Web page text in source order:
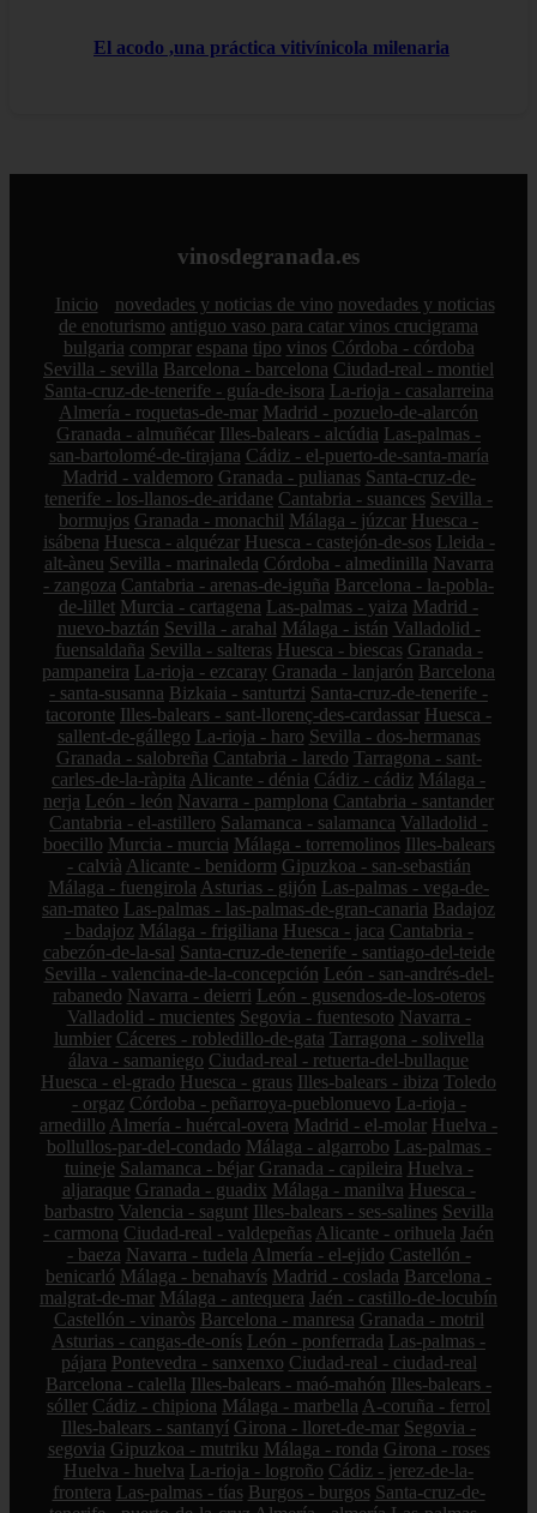
El acodo ,una práctica vitivínicola milenaria
vinosdegranada.es
Inicio novedades y noticias de vino novedades y noticias
de enoturismo antiguo vaso para catar vinos crucigrama
bulgaria comprar espana tipo vinos Córdoba - córdoba
Sevilla - sevilla Barcelona - barcelona Ciudad-real - montiel
Santa-cruz-de-tenerife - guía-de-isora La-rioja - casalarreina
Almería - roquetas-de-mar Madrid - pozuelo-de-alarcón
Granada - almuñécar Illes-balears - alcúdia Las-palmas -
san-bartolomé-de-tirajana Cádiz - el-puerto-de-santa-maría
Madrid - valdemoro Granada - pulianas Santa-cruz-de-
tenerife - los-llanos-de-aridane Cantabria - suances Sevilla -
bormujos Granada - monachil Málaga - júzcar Huesca -
isábena Huesca - alquézar Huesca - castejón-de-sos Lleida -
alt-àneu Sevilla - marinaleda Córdoba - almedinilla Navarra
- zangoza Cantabria - arenas-de-iguña Barcelona - la-pobla-
de-lillet Murcia - cartagena Las-palmas - yaiza Madrid -
nuevo-baztán Sevilla - arahal Málaga - istán Valladolid -
fuensaldaña Sevilla - salteras Huesca - biescas Granada -
pampaneira La-rioja - ezcaray Granada - lanjarón Barcelona
- santa-susanna Bizkaia - santurtzi Santa-cruz-de-tenerife -
tacoronte Illes-balears - sant-llorenç-des-cardassar Huesca -
sallent-de-gállego La-rioja - haro Sevilla - dos-hermanas
Granada - salobreña Cantabria - laredo Tarragona - sant-
carles-de-la-ràpita Alicante - dénia Cádiz - cádiz Málaga -
nerja León - león Navarra - pamplona Cantabria - santander
Cantabria - el-astillero Salamanca - salamanca Valladolid -
boecillo Murcia - murcia Málaga - torremolinos Illes-balears
- calvià Alicante - benidorm Gipuzkoa - san-sebastián
Málaga - fuengirola Asturias - gijón Las-palmas - vega-de-
san-mateo Las-palmas - las-palmas-de-gran-canaria Badajoz
- badajoz Málaga - frigiliana Huesca - jaca Cantabria -
cabezón-de-la-sal Santa-cruz-de-tenerife - santiago-del-teide
Sevilla - valencina-de-la-concepción León - san-andrés-del-
rabanedo Navarra - deierri León - gusendos-de-los-oteros
Valladolid - mucientes Segovia - fuentesoto Navarra -
lumbier Cáceres - robledillo-de-gata Tarragona - solivella
álava - samaniego Ciudad-real - retuerta-del-bullaque
Huesca - el-grado Huesca - graus Illes-balears - ibiza Toledo
- orgaz Córdoba - peñarroya-pueblonuevo La-rioja -
arnedillo Almería - huércal-overa Madrid - el-molar Huelva -
bollullos-par-del-condado Málaga - algarrobo Las-palmas -
tuineje Salamanca - béjar Granada - capileira Huelva -
aljaraque Granada - guadix Málaga - manilva Huesca -
barbastro Valencia - sagunt Illes-balears - ses-salines Sevilla
- carmona Ciudad-real - valdepeñas Alicante - orihuela Jaén
- baeza Navarra - tudela Almería - el-ejido Castellón -
benicarló Málaga - benahavís Madrid - coslada Barcelona -
malgrat-de-mar Málaga - antequera Jaén - castillo-de-locubín
Castellón - vinaròs Barcelona - manresa Granada - motril
Asturias - cangas-de-onís León - ponferrada Las-palmas -
pájara Pontevedra - sanxenxo Ciudad-real - ciudad-real
Barcelona - calella Illes-balears - maó-mahón Illes-balears -
sóller Cádiz - chipiona Málaga - marbella A-coruña - ferrol
Illes-balears - santanyí Girona - lloret-de-mar Segovia -
segovia Gipuzkoa - mutriku Málaga - ronda Girona - roses
Huelva - huelva La-rioja - logroño Cádiz - jerez-de-la-
frontera Las-palmas - tías Burgos - burgos Santa-cruz-de-